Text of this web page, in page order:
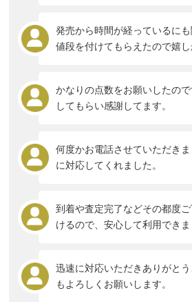
発売から時間が経っているに
値段を付けてもらえたので嬉し
かなりの点数をお願いしたの
してもらい感謝してます。
何度かお電話させていただき
に対応してくれました。
到着や査定完了などその都度
けるので、安心して利用できま
迅速に対応いただきありがと
もよろしくお願いします。